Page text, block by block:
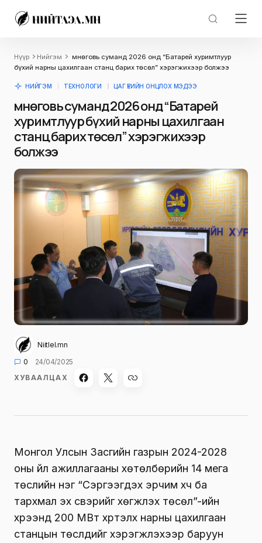
Нүүр Нийгэм
Өмнөговь суманд 2026 онд “Батарей хуримтлуур
бүхий нарны цахилгаан станц барих төсөл” хэрэгжихээр болжээ
НИЙГЭМ ТЕХНОЛОГИ ЦАГ ҮЕИЙН ОНЦЛОХ МЭДЭЭ
Өмнөговь суманд 2026 онд “Батарей
хуримтлуур бүхий нарны цахилгаан
станц барих төсөл” хэрэгжихээр
болжээ
Niitlel.mn
0
24/04/2025
ХУВААЛЦАХ
Монгол Улсын Засгийн газрын 2024-2028
оны үйл ажиллагааны хөтөлбөрийн 14 мега
төслийн нэг “Сэргээгдэх эрчим хүч ба
тархмал эх үүсвэрийг хөгжүүлэх төсөл”-ийн
хүрээнд 200 МВт хүртэлх нарны цахилгаан
станцын төслүүдийг хэрэгжүүлэхээр баруун